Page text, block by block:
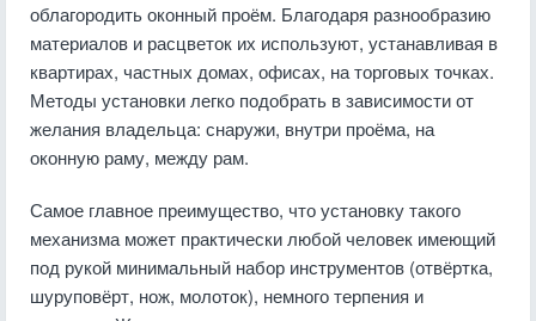
облагородить оконный проём. Благодаря разнообразию
материалов и расцветок их используют, устанавливая в
квартирах, частных домах, офисах, на торговых точках.
Методы установки легко подобрать в зависимости от
желания владельца: снаружи, внутри проёма, на
оконную раму, между рам.
Самое главное преимущество, что установку такого
механизма может практически любой человек имеющий
под рукой минимальный набор инструментов (отвёртка,
шуруповёрт, нож, молоток), немного терпения и